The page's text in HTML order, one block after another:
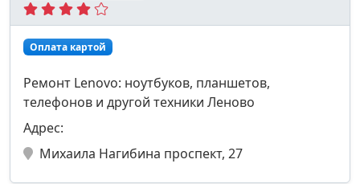
Оплата картой
Ремонт Lenovo: ноутбуков, планшетов,
телефонов и другой техники Леново
Адрес:
Михаила Нагибина проспект, 27